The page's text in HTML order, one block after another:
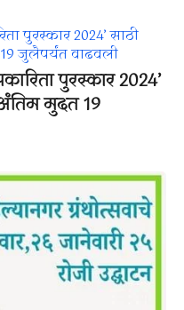
पुरस्कार 2024’
अंतिम मुदत 19